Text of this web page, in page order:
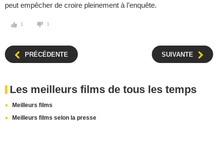
peut empêcher de croire pleinement à l’enquête.
1 1
PRÉCÉDENTE SUIVANTE
Les meilleurs films de tous les temps
Meilleurs films
Meilleurs films selon la presse